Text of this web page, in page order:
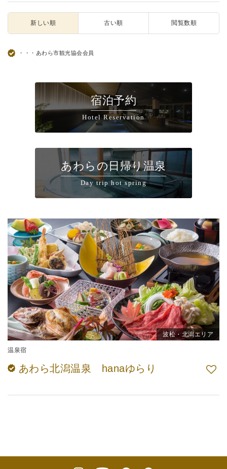
新しい順 古い順 閲覧数順
・・・あわら市観光協会会員
宿泊予約
Hotel Reservation
あわらの日帰り温泉
Day trip hot spring
波松・北潟エリア
温泉宿
あわら北潟温泉 hanaゆらり